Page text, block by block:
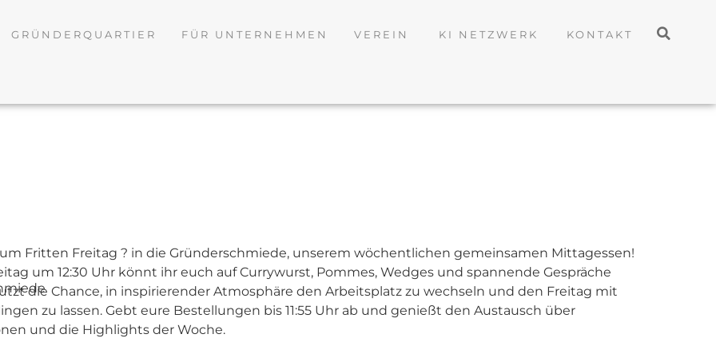
GRÜNDERQUARTIER FÜR UNTERNEHMEN VEREIN KI NETZWERK KONTAKT
Fritten Freitag ? in die Gründerschmiede, unserem wöchentlichen gemeinsamen Mittagessen!
um 12:30 Uhr könnt ihr euch auf Currywurst, Pommes, Wedges und spannende Gespräche
die Chance, in inspirierender Atmosphäre den Arbeitsplatz zu wechseln und den Freitag mit
zu lassen. Gebt eure Bestellungen bis 11:55 Uhr ab und genießt den Austausch über
und die Highlights der Woche.